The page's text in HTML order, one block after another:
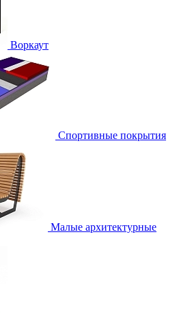
Воркаут
Спортивные покрытия
Малые архитектурные